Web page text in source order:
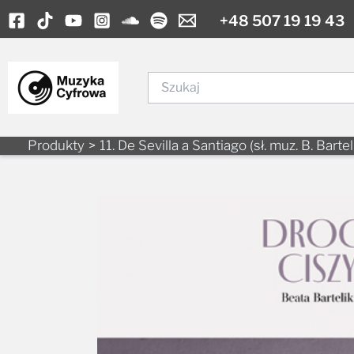
Skip
to
+48 507 19 19 43
Produkty 11. De Sevilla a Santiago (sł. muz. B.